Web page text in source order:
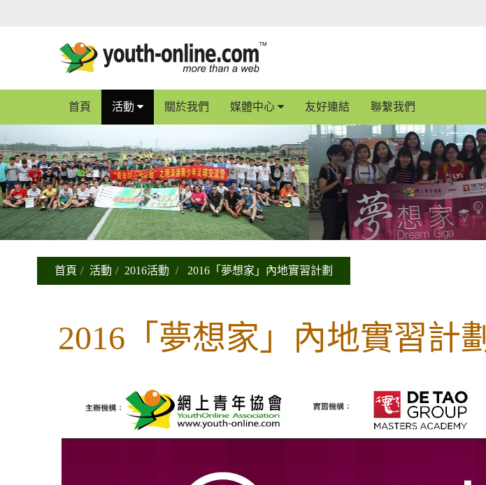
首頁 活動 關於我們 媒體中心 友好連結 聯繫我們
首頁 活動 2016活動 2016「夢想家」內地實習計劃
2016「夢想家」內地實習計劃